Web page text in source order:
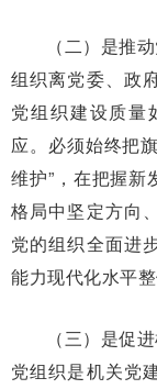
（二）是推
组织离党委、政
党组织建设质量
应。必须始终把
维护”，在把握新
格局中坚定方向
党的组织全面进
能力现代化水平整
（三）是促
党组织是机关党